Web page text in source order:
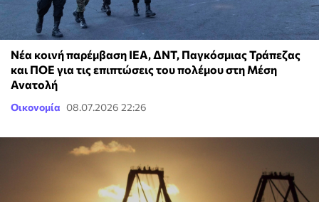
Νέα κοινή παρέμβαση IEA, ΔΝΤ, Παγκόσμιας Τράπεζας
και ΠΟΕ για τις επιπτώσεις του πολέμου στη Μέση
Ανατολή
Οικονομία 08.07.2026 22:26